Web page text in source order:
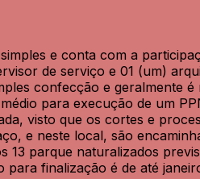
e conta com a
de serviço e 01 (um)
confecção e geralmente
para execução de um
visto que os cortes e
e neste local, são
13 parque naturalizados
para finalização é de até